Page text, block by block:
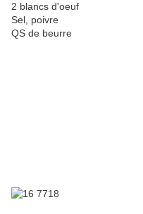
2 blancs d'oeuf
Sel, poivre
QS de beurre